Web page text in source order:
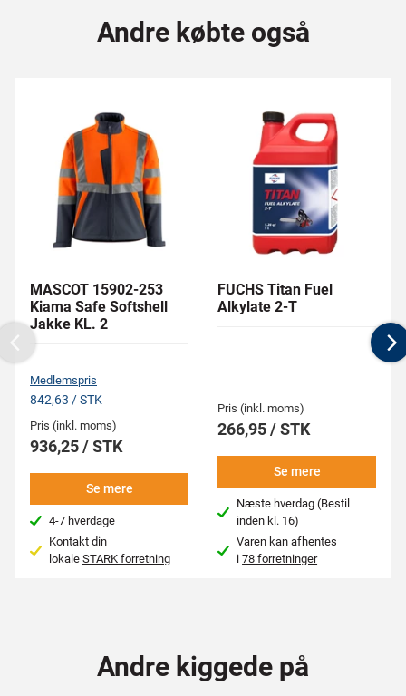
Andre købte også
MASCOT 15902-253
Kiama Safe Softshell
Jakke KL. 2
Medlemspris
842,63 / STK
Pris (inkl. moms)
936,25 / STK
Se mere
4-7 hverdage
Kontakt din
lokale STARK forretning
FUCHS Titan Fuel
Alkylate 2-T
Pris (inkl. moms)
266,95 / STK
Se mere
Næste hverdag (Bestil
inden kl. 16)
Varen kan afhentes
i78 forretninger
Previous
Andre kiggede på